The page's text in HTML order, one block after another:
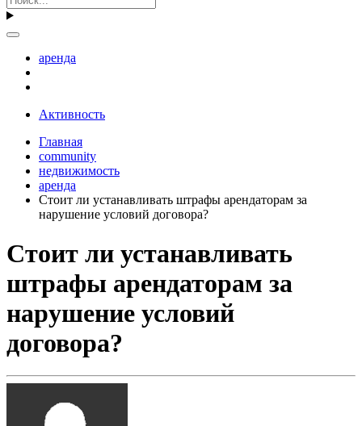
аренда
Активность
Главная
community
недвижимость
аренда
Стоит ли устанавливать штрафы арендаторам за
нарушение условий договора?
Стоит ли устанавливать
штрафы арендаторам за
нарушение условий
договора?